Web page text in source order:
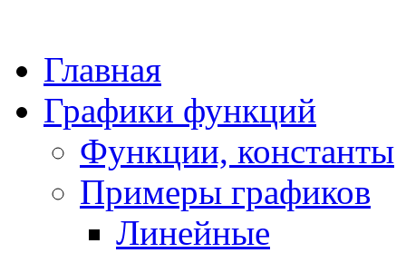
Главная
Графики функций
Функции, константы
Примеры графиков
Линейные